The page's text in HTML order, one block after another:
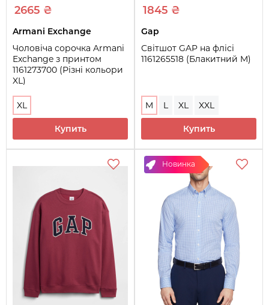
2665 ₴
Armani Exchange
Чоловіча сорочка Armani
Exchange з принтом
1161273700 (Різні кольори
XL)
XL
Купить
1845 ₴
Gap
Світшот GAP на флісі
1161265518 (Блакитний M)
M L XL XXL
Купить
Новинка